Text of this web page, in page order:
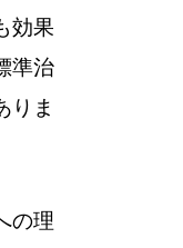
効果
準治
りま
の理